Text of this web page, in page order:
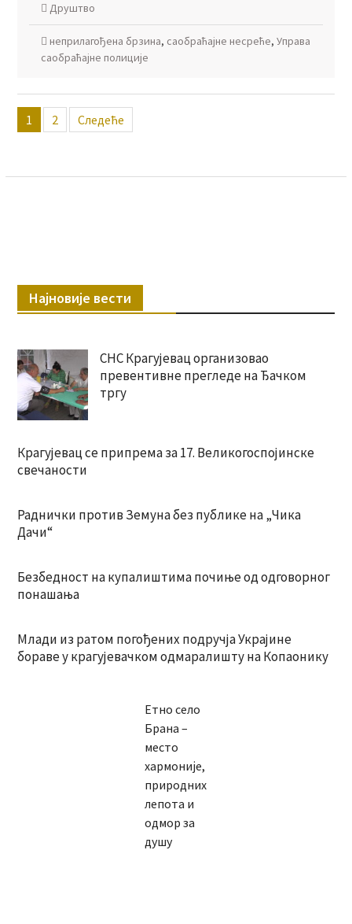
Друштво
неприлагођена брзина, саобраћајне несреће, Управа
саобраћајне полиције
Пагинација
чланака
1 2 Следеће
Најновије вести
СНС Крагујевац организовао
превентивне прегледе на Ђачком
тргу
Крагујевац се припрема за 17. Великогоспојинске
свечаности
Раднички против Земуна без публике на „Чика
Дачи“
Безбедност на купалиштима почиње од одговорног
понашања
Млади из ратом погођених подручја Украјине
бораве у крагујевачком одмаралишту на Копаонику
Етно село
Брана –
место
хармоније,
природних
лепота и
одмор за
душу